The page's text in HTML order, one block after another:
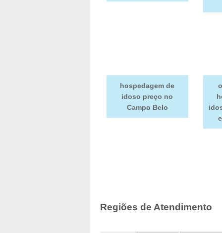
hospedagem de
idoso preço no
Campo Belo
Regiões de Atendimento